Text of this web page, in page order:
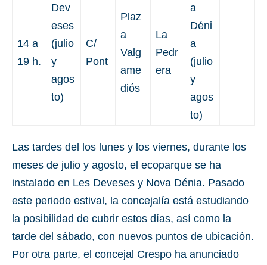
14 a
19 h.
Dev
eses
(julio
y
agos
to)
C/
Pont
Plaz
a
Valg
ame
diós
La
Pedr
era
a
Déni
a
(julio
y
agos
to)
Las tardes del los lunes y los viernes, durante los
meses de julio y agosto, el ecoparque se ha
instalado en Les Deveses y Nova Dénia. Pasado
este periodo estival, la concejalía está estudiando
la posibilidad de cubrir estos días, así como la
tarde del sábado, con nuevos puntos de ubicación.
Por otra parte, el concejal Crespo ha anunciado